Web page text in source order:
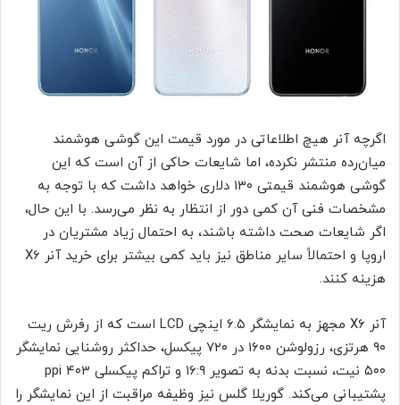
اگرچه آنر هیچ اطلاعاتی در مورد قیمت این گوشی هوشمند
میان‌رده منتشر نکرده، اما شایعات حاکی از آن است که این
گوشی هوشمند قیمتی ۱۳۰ دلاری خواهد داشت که با توجه به
مشخصات فنی آن کمی دور از انتظار به نظر می‌رسد. با این حال،
اگر شایعات صحت داشته باشند، به احتمال زیاد مشتریان در
اروپا و احتمالاً سایر مناطق نیز باید کمی بیشتر برای خرید آنر X6
هزینه کنند.
آنر X6 مجهز به نمایشگر ۶.۵ اینچی LCD است که از رفرش ریت
۹۰ هرتزی، رزولوشن ۱۶۰۰ در ۷۲۰ پیکسل، حداکثر روشنایی نمایشگر
۵۰۰ نیت، نسبت بدنه به تصویر ۱۶:۹ و تراکم پیکسلی ۴۰۳ ppi
پشتیبانی می‌کند. گوریلا گلس نیز وظیفه مراقبت از این نمایشگر را